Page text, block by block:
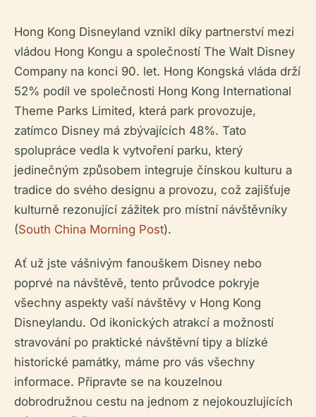
Hong Kong Disneyland vznikl díky partnerství mezi
vládou Hong Kongu a společností The Walt Disney
Company na konci 90. let. Hong Kongská vláda drží
52% podíl ve společnosti Hong Kong International
Theme Parks Limited, která park provozuje,
zatímco Disney má zbývajících 48%. Tato
spolupráce vedla k vytvoření parku, který
jedinečným způsobem integruje čínskou kulturu a
tradice do svého designu a provozu, což zajišťuje
kulturně rezonující zážitek pro místní návštěvníky
(South China Morning Post).
Ať už jste vášnivým fanouškem Disney nebo
poprvé na návštěvě, tento průvodce pokryje
všechny aspekty vaší návštěvy v Hong Kong
Disneylandu. Od ikonických atrakcí a možností
stravování po praktické návštěvní tipy a blízké
historické památky, máme pro vás všechny
informace. Připravte se na kouzelnou
dobrodružnou cestu na jednom z nejokouzlujících